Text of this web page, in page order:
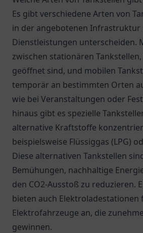
Es gibt verschiedene Arten von
in der angebotenen Infrastruktur
Dienstleistungen unterscheiden.
zwischen stationären
geöffnet sind, und mobilen
temporär an bestimmten Orten
wie bei Veranstaltungen oder
hinaus gibt es spezielle
alternative Kraftstoffe
beispielsweise Flüssiggas (LPG)
Diese alternativen Tankstellen
Bemühungen, nachhaltige
den CO2-Ausstoß zu reduzieren.
bieten auch Elektroladestationen
Elektrofahrzeuge an, die
gewinnen.